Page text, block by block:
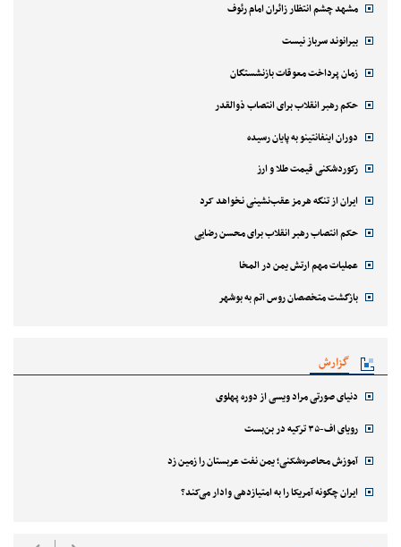
مشهد چشم انتظار زائران امام رئوف
بیرانوند سرباز نیست
زمان پرداخت معوقات بازنشستگان
حکم رهبر انقلاب برای انتصاب ذوالقدر
دوران اینفانتینو به پایان رسیده
رکوردشکنی قیمت طلا و ارز
ایران از تنگه هرمز عقب‌نشینی نخواهد کرد
حکم انتصاب رهبر انقلاب برای محسن رضایی
عملیات مهم ارتش یمن در المخا
بازگشت متخصصان روس اتم به بوشهر
گزارش
دنیای صورتی مراد ویسی از دوره پهلوی
رویای اف-۳۵ ترکیه در بن‌بست
آموزش محاصره‌شکنی؛ یمن نفت عربستان را زمین زد
ایران چگونه آمریکا را به امتیازدهی وادار می‌کند؟